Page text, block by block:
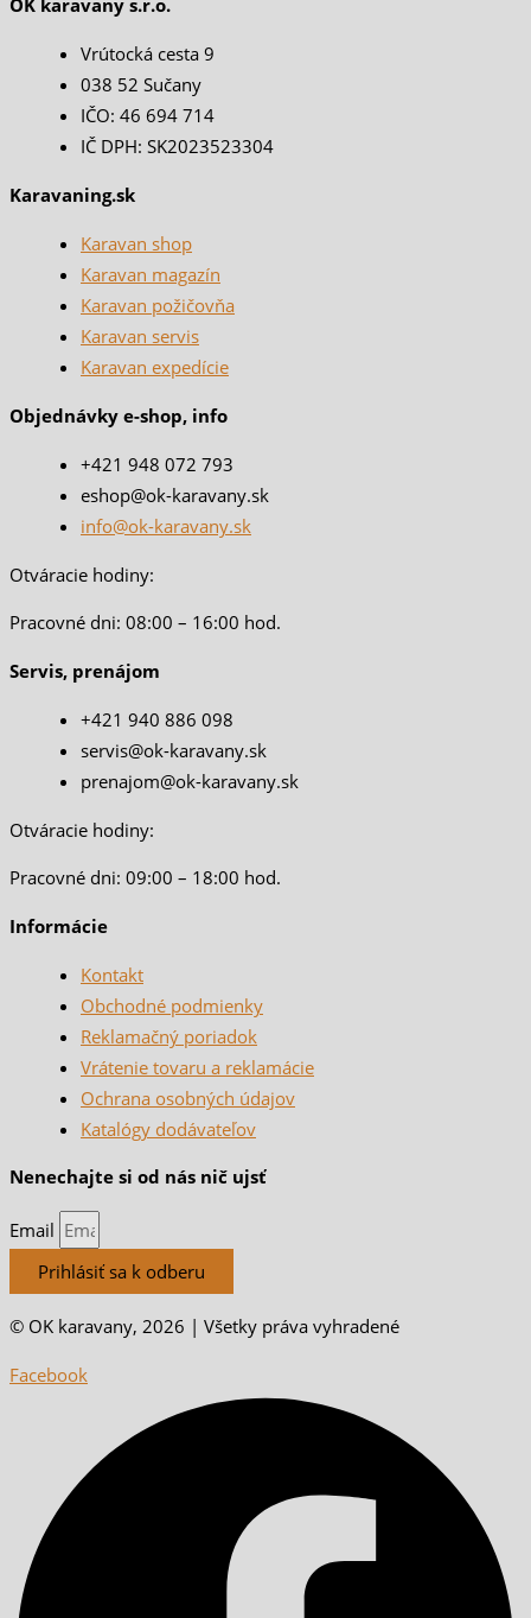
Vrútocká cesta 9
038 52 Sučany
IČO: 46 694 714
IČ DPH: SK2023523304
Karavaning.sk
Karavan shop
Karavan magazín
Karavan požičovňa
Karavan servis
Karavan expedície
Objednávky e-shop, info
+421 948 072 793
eshop@ok-karavany.sk
info@ok-karavany.sk
Otváracie hodiny:
Pracovné dni: 08:00 – 16:00 hod.
Servis, prenájom
+421 940 886 098
servis@ok-karavany.sk
prenajom@ok-karavany.sk
Otváracie hodiny:
Pracovné dni: 09:00 – 18:00 hod.
Informácie
Kontakt
Obchodné podmienky
Reklamačný poriadok
Vrátenie tovaru a reklamácie
Ochrana osobných údajov
Katalógy dodávateľov
Nenechajte si od nás nič ujsť
Email
Prihlásiť sa k odberu
© OK karavany, 2026 | Všetky práva vyhradené
Facebook